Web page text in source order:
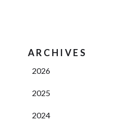
ARCHIVES
2026
2025
2024